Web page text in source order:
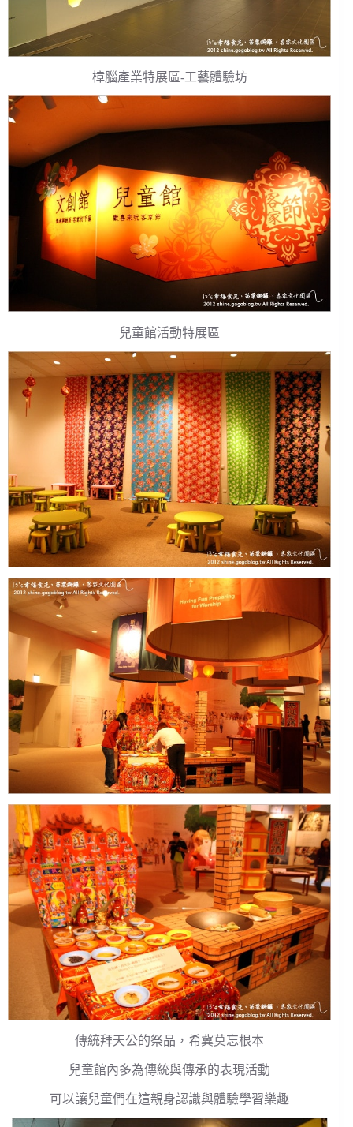
樟腦產業特展區-工藝體驗坊
兒童館活動特展區
傳統拜天公的祭品，希冀莫忘根本
兒童館內多為傳統與傳承的表現活動
可以讓兒童們在這親身認識與體驗學習樂趣